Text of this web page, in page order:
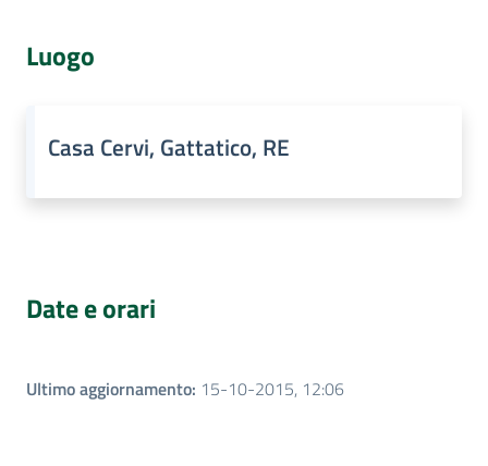
Luogo
Casa Cervi, Gattatico, RE
Date e orari
Ultimo aggiornamento: 15-10-2015, 12:06